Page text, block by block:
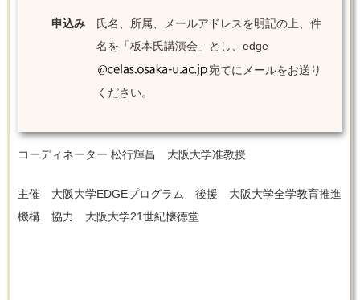
申込み
氏名、所属、メールアドレスを明記の上、件
名を「板本氏講演会」とし、edge
宛てにメールをお送り
ください。
コーディネーター 松行輝昌 大阪大学准教授
主催 大阪大学EDGEプログラム 後援 大阪大学全学教育推進
機構 協力 大阪大学21世紀懐徳堂